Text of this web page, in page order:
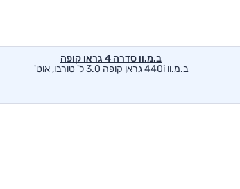
ב.מ.וו סדרה 4 גראן קופה
ב.מ.וו 440i גראן קופה 3.0 ל' טורבו, אוט'